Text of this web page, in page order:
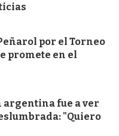
por el Torneo
promete en el
argentina fue a ver
"Quiero